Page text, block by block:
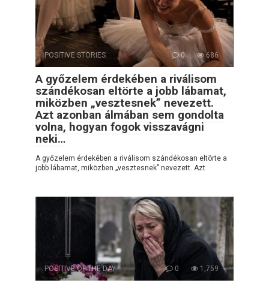
POSITIVE STORIES 0 686
A győzelem érdekében a riválisom
szándékosan eltörte a jobb lábamat,
miközben „vesztesnek” nevezett.
Azt azonban álmában sem gondolta
volna, hogyan fogok visszavágni
neki…
A győzelem érdekében a riválisom szándékosan eltörte a
jobb lábamat, miközben „vesztesnek” nevezett. Azt
POSITIVE OF THE DAY 0 1,759